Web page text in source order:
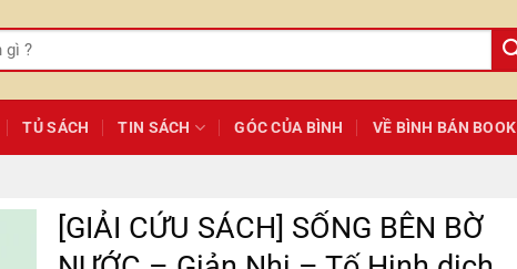
TỦ SÁCH TIN SÁCH GÓC CỦA BÌNH VỀ BÌNH BÁN BOOK
[GIẢI CỨU SÁCH] SỐNG BÊN BỜ